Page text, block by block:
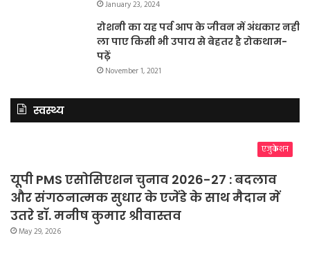
January 23, 2024
रोशनी का यह पर्व आप के जीवन में अंधकार नहीं
ला पाए किसी भी उपाय से बेहतर है रोकथाम-
पढ़ें
November 1, 2021
स्वस्थ्य
एजुकेशन
यूपी PMS एसोसिएशन चुनाव 2026-27 : बदलाव
और संगठनात्मक सुधार के एजेंडे के साथ मैदान में
उतरे डॉ. मनीष कुमार श्रीवास्तव
May 29, 2026